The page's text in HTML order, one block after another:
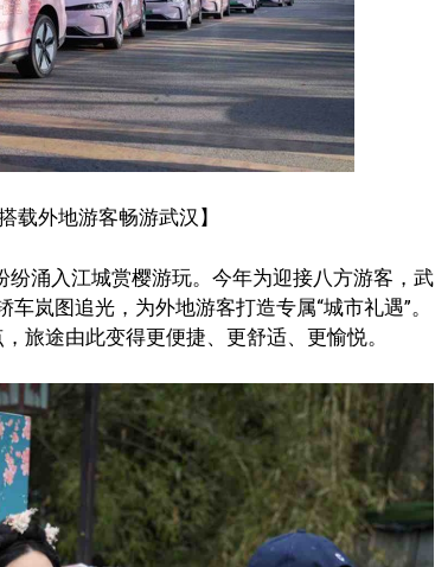
载外地游客畅游武汉】
涌入江城赏樱游玩。今年为迎接八方游客，武
岚图追光，为外地游客打造专属“城市礼遇”。
旅途由此变得更便捷、更舒适、更愉悦。